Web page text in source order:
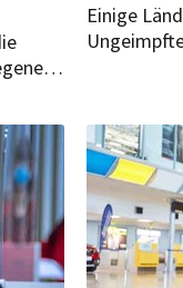
Einige
verlangen?